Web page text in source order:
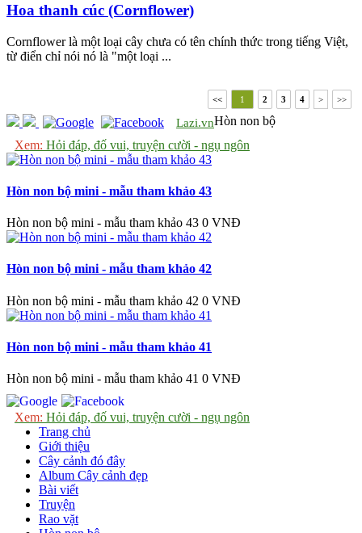
Hoa thanh cúc (Cornflower)
Cornflower là một loại cây chưa có tên chính thức trong tiếng Việt,
từ điển chỉ nói nó là "một loại ...
<< 1 2 3 4 > >>
Lazi.vn
Xem: Hỏi đáp, đố vui, truyện cười - ngụ ngôn
Hòn non bộ
Hòn non bộ mini - mẫu tham khảo 43
Hòn non bộ mini - mẫu tham khảo 43 0 VNĐ
Hòn non bộ mini - mẫu tham khảo 42
Hòn non bộ mini - mẫu tham khảo 42 0 VNĐ
Hòn non bộ mini - mẫu tham khảo 41
Hòn non bộ mini - mẫu tham khảo 41 0 VNĐ
Xem: Hỏi đáp, đố vui, truyện cười - ngụ ngôn
Trang chủ
Giới thiệu
Cây cảnh đó đây
Album Cây cảnh đẹp
Bài viết
Truyện
Rao vặt